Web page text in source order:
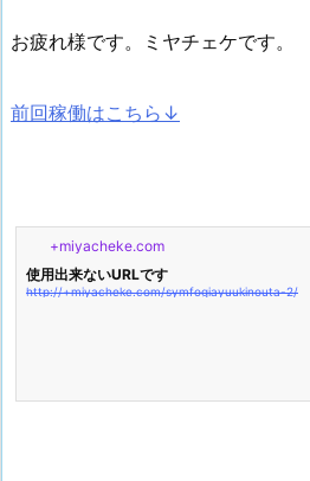
お疲れ様です。ミヤチェケです。
前回稼働はこちら↓
+miyacheke.com
使用出来ないURLです
http://+miyacheke.com/symfogiayuukinouta-2/